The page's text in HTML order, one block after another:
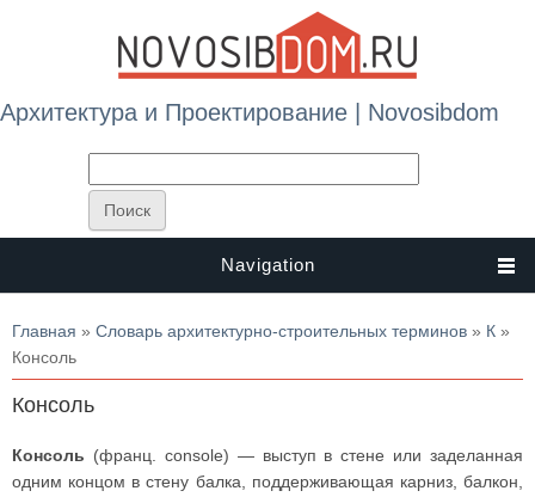
Архитектура и Проектирование | Novosibdom
Navigation
Вы здесь
Главная » Словарь архитектурно-строительных терминов » К »
Консоль
Консоль
Консоль (франц. console) — выступ в стене или заделанная
одним концом в стену балка, поддерживающая карниз, балкон,